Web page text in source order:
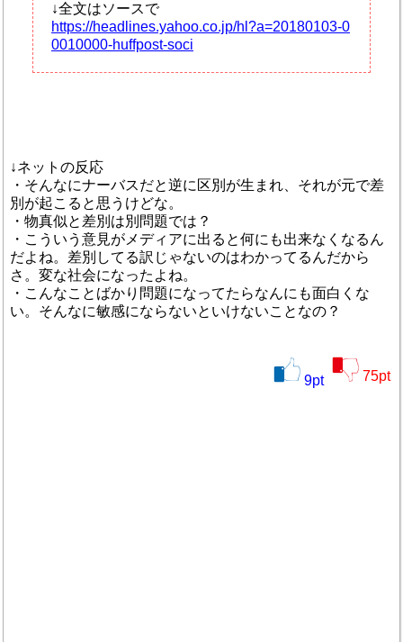
↓全文はソースで
https://headlines.yahoo.co.jp/hl?a=20180103-0
0010000-huffpost-soci
↓ネットの反応
・そんなにナーバスだと逆に区別が生まれ、それが元で差
別が起こると思うけどな。
・物真似と差別は別問題では？
・こういう意見がメディアに出ると何にも出来なくなるん
だよね。差別してる訳じゃないのはわかってるんだから
さ。変な社会になったよね。
・こんなことばかり問題になってたらなんにも面白くな
い。そんなに敏感にならないといけないことなの？
9pt 75pt